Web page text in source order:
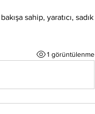
sahip, yaratıcı, sadık
1 görüntülenme